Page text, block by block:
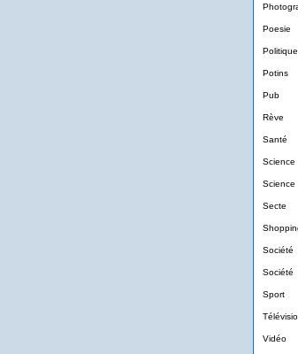
Poesie
Politique
Potins
Pub
Rève
Santé
Science
Science
Secte
Société
Société
Sport
Vidéo